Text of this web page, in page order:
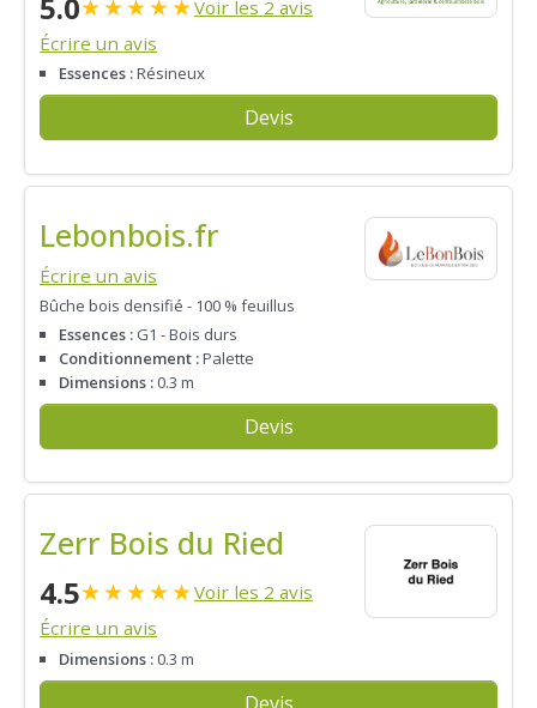
5.0
Voir les 2 avis
Écrire un avis
Essences :Résineux
Devis
Lebonbois.fr
Écrire un avis
Bûche bois densifié - 100 % feuillus
Essences : G1 - Bois durs
Conditionnement :Palette
Dimensions : 0.3 m
Devis
Zerr Bois du Ried
4.5★★★★★Voir les 2 avis
Écrire un avis
Dimensions : 0.3 m
Devis